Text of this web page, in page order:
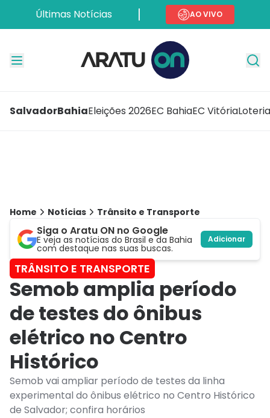
Últimas Notícias AO VIVO
SalvadorBahiaEleições 2026EC BahiaEC Vitória
Home Notícias Trânsito e Transporte
Siga o Aratu ON no Google
E veja as notícias do Brasil e da Bahia
com destaque nas suas buscas.
Adicionar
TRÂNSITO E TRANSPORTE
Semob amplia período
de testes do ônibus
elétrico no Centro
Histórico
Semob vai ampliar período de testes da linha
experimental do ônibus elétrico no Centro Histórico
de Salvador; confira horários